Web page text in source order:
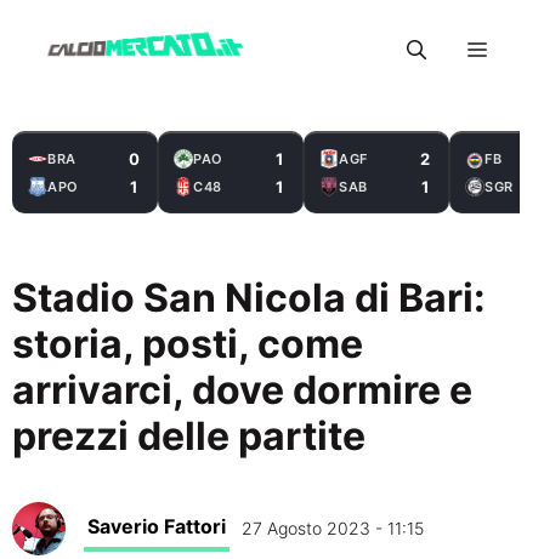
Menu
BRA 0
APO 1
PAO 1
C48 1
AGF 2
SAB 1
FB
SGR
Stadio San Nicola di Bari:
storia, posti, come
arrivarci, dove dormire e
prezzi delle partite
Saverio Fattori 27 Agosto 2023 - 11:15